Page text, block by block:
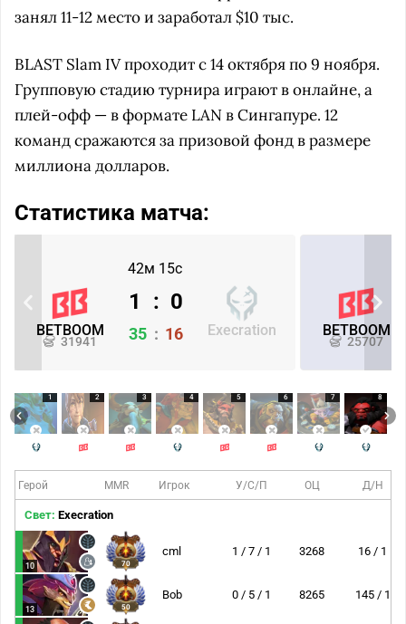
занял 11-12 место и заработал $10 тыс.
BLAST Slam IV проходит с 14 октября по 9 ноября.
Групповую стадию турнира играют в онлайне, а
плей-офф — в формате LAN в Сингапуре. 12
команд сражаются за призовой фонд в размере
миллиона долларов.
Статистика матча:
42м 15с
BETBOOM
31941
Execration
1 : 0
35 : 16 BETBOOM
25707
1 2 3 4 5 6 7 8
Герой MMR Игрок У/С/П ОЦ Д/Н
Свет: Execration
10 70
cml 1 / 7 / 1 3268 16 / 1
13 50
Bob 0 / 5 / 1 8265 145 / 1